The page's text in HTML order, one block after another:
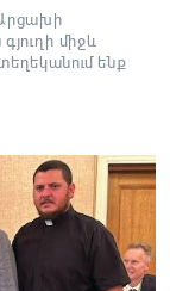
միջև
ենք